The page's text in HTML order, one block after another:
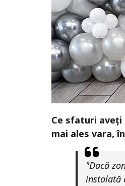
Ce sfaturi aveți
mai ales vara,
"Dacă
instalată